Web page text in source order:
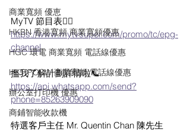
商業寬頻 優恵
HKBN 香港寬頻 商業寬頻優惠
HGC 環電 商業寬頻 電話線優惠
HKT PCCW 商業寬頻 電話線優惠
辦公室打印機 優惠
商鋪智能收款機
MyTV 節目表👇🏻
https://www.mytvsuper.com/promo/tc/epg-
channel
搵我了解計劃詳情啦📞
https://api.whatsapp.com/send?
phone=85263909090
特選客戶主任 Mr. Quentin Chan 陳先生